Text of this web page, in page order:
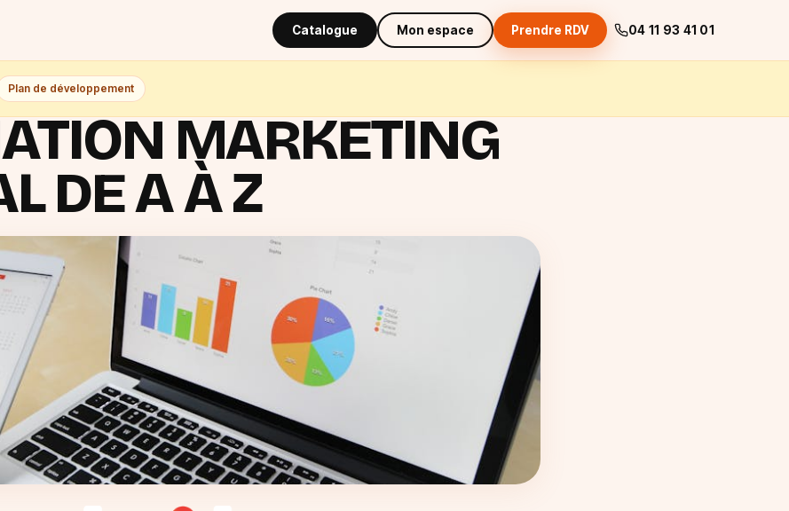
Catalogue Mon espace Prendre RDV 04 11 93 41 01
Plan de développement
MARKETING
DE A À Z